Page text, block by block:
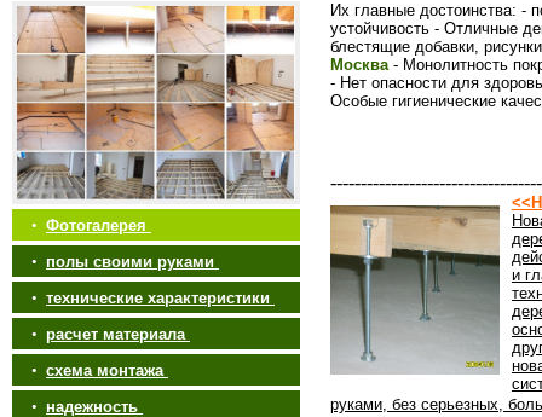
• Фотогалерея
• полы своими руками
• технические характеристики
• расчет материала
• схема монтажа
• надежность
Их главные достоинства: -
устойчивость - Отличные
блестящие добавки,
Москва- Монолитность
- Нет опасности для
Особые гигиенические
и
руками, без серьезных,